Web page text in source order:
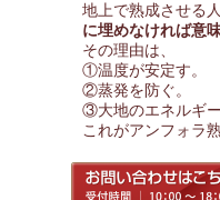
地上で熟成させる
に埋めなければ意
その理由は、
①温度が安定す。
②蒸発を防ぐ。
③大地のエネルギー
これがアンフォラ